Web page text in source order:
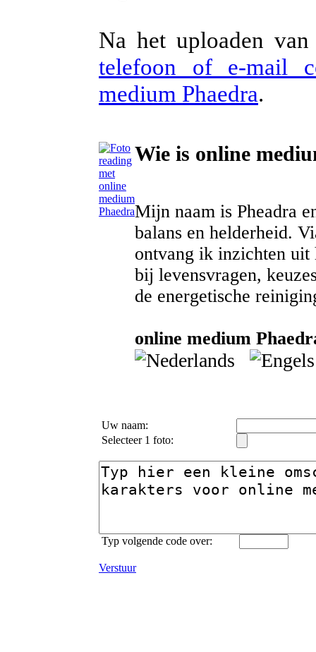
Na het uploaden
telefoon of e-mail
medium Phaedra.
Wie is online
Mijn naam is Pheadra
balans en helderheid.
ontvang ik inzichten uit
bij levensvragen,
de energetische
online medium
Uw naam:
Selecteer 1 foto:
Typ volgende code over:
Verstuur